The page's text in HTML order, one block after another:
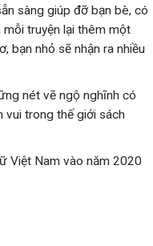
sàng giúp đỡ bạn bè, có
truyện lại thêm một
bạn nhỏ sẽ nhận ra nhiều
nét vẽ ngộ nghĩnh có
vui trong thế giới sách
Việt Nam vào năm 2020